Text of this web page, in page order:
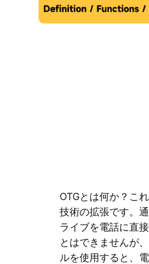
OTGとは何か？こ
技術の拡張です。
ライブを電話に直
とはできませんが
ルを使用すると、